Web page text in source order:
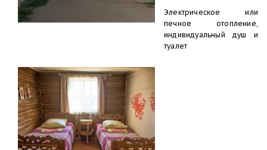
Электрическое или
печное отопление,
индивидуальный душ и
туалет